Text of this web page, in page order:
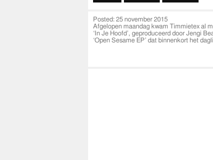
Posted: 25 november 2015
Afgelopen maandag kwam Timmietex al
‘In Je Hoofd’, geproduceerd door Jengi
‘Open Sesame EP’ dat binnenkort het